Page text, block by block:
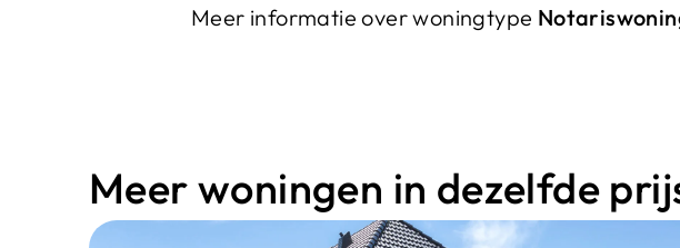
Meer informatie over woningtype
Meer woningen in dezelfde